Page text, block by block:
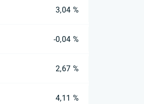
3,04 %
-0,04 %
2,67 %
4,11 %